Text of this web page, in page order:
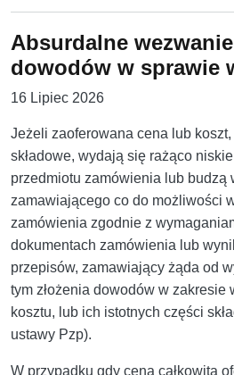
Absurdalne
dowodów w sprawie
16 Lipiec 2026
Jeżeli zaoferowana cena lub
składowe, wydają się rażąco
przedmiotu zamówienia lub budzą
zamawiającego co do możliwości
zamówienia zgodnie z
dokumentach zamówienia lub
przepisów, zamawiający żąda od
tym złożenia dowodów w zakresie
kosztu, lub ich istotnych części
ustawy Pzp).
W przypadku gdy cena całkowita